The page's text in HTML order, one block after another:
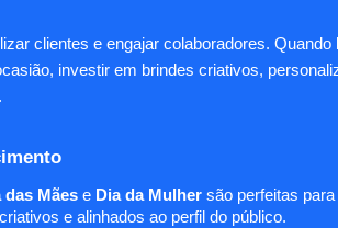
clientes e engajar colaboradores.
investir em brindes criativos,
das Mães e Dia da Mulher são perfeitas
e alinhados ao perfil do público.